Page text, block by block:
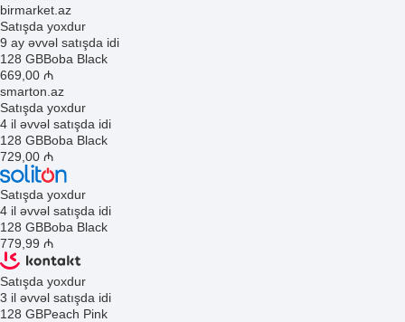
birmarket.az
Satışda yoxdur
9 ay əvvəl satışda idi
128 GBBoba Black
669 ,00 ₼
smarton.az
Satışda yoxdur
4 il əvvəl satışda idi
128 GBBoba Black
729 ,00 ₼
Satışda yoxdur
4 il əvvəl satışda idi
128 GBBoba Black
779 ,99 ₼
Satışda yoxdur
3 il əvvəl satışda idi
128 GBPeach Pink